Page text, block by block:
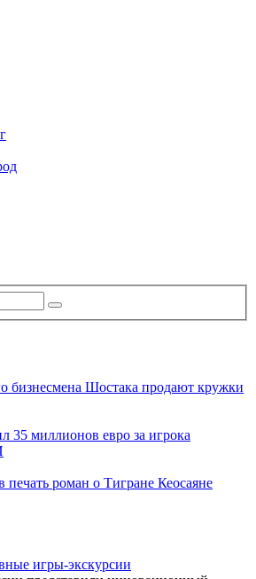
бизнесмена Шостака продают кружки
35 миллионов евро за игрока
роман о Тигране Кеосаяне
игры-экскурсии